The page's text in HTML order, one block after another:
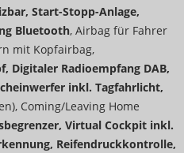
Start-Stopp-Anlage,
Bluetooth, Airbag für Fahrer
mit Kopfairbag,
Digitaler Radioempfang DAB,
inkl. Tagfahrlicht,
Coming/Leaving Home
Virtual Cockpit inkl.
Reifendruckkontrolle,